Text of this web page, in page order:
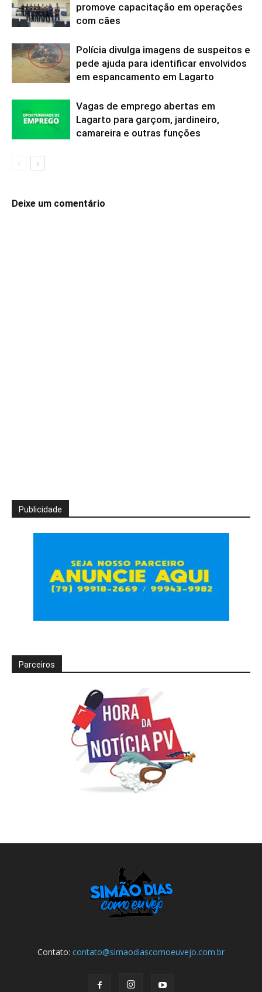
promove capacitação em operações
com cães
Polícia divulga imagens de suspeitos e
pede ajuda para identificar envolvidos
em espancamento em Lagarto
Vagas de emprego abertas em
Lagarto para garçom, jardineiro,
camareira e outras funções
Deixe um comentário
Publicidade
Parceiros
Contato: contato@simaodiascomoeuvejo.com.br